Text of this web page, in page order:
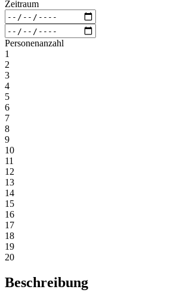
Zeitraum
Personenanzahl
1
2
3
4
5
6
7
8
9
10
11
12
13
14
15
16
17
18
19
20
Beschreibung